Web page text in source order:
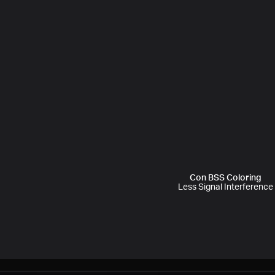
Con BSS Coloring
Less Signal Interference